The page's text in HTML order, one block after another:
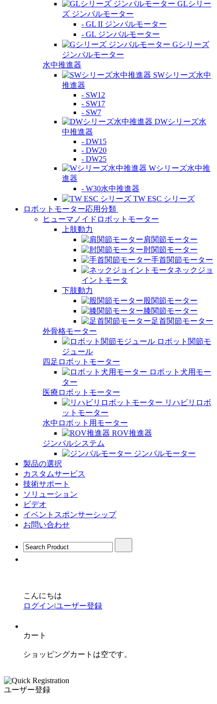
GLシリー
ズ ジンバルモーター
- GL II ジンバルモーター
- GL ジンバルモーター
Gシリーズ
ジンバルモーター
水中推進器
SWシリーズ水中
推進器
- SW12
- SW17
- SW7
DWシリーズ水
中推進器
- DW15
- DW20
- DW25
Wシリーズ水中推
進器
- W30水中推進器
TW ESC シリーズ
ロボットモーター応用分類
ヒューマノイドロボットモーター
上肢動力
肩関節モーター
肘関節モーター
手首関節モーター
ネックジョ
イントモータ
下肢動力
股関節モーター
膝関節モーター
足首関節モーター
外骨格モーター
ロボット関節モ
ジュール
四足ロボットモーター
ロボット犬用モー
ター
医療ロボットモーター
リハビリロボ
ットモーター
水中ロボット用モーター
ROV推進器
ジンバルシステム
ジンバルモーター
製品の選択
カスタムサービス
技術サポート
ソリューション
ビデオ
イベントスポンサーシップ
お問い合わせ
こんにちは
ログイン|ユーザー登録
カート
ショッピングカートは空です。
ユーザー登録